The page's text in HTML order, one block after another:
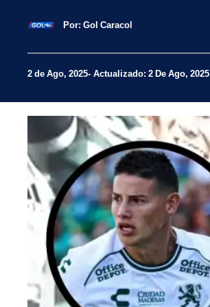
Por: Gol Caracol
2 de Ago, 2025 Actualizado: 2 De Ago, 2025